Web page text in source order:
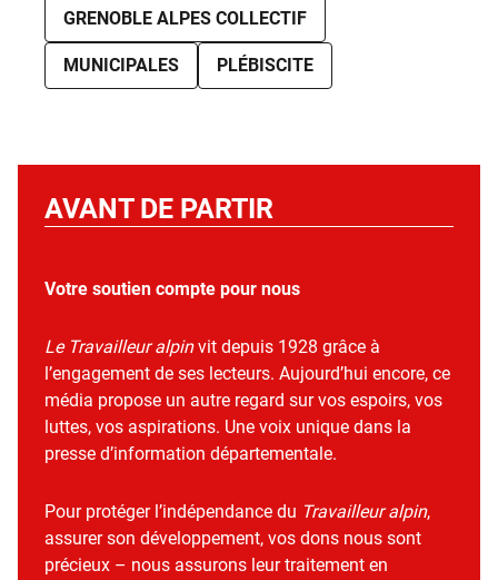
GRENOBLE ALPES COLLECTIF
MUNICIPALES PLÉBISCITE
AVANT DE PARTIR
Votre soutien compte pour nous
Le Travailleur alpinvit depuis 1928 grâce à
l’engagement de ses lecteurs. Aujourd’hui encore, ce
média propose un autre regard sur vos espoirs, vos
luttes, vos aspirations. Une voix unique dans la
presse d’information départementale.
Pour protéger l’indépendance du Travailleur alpin,
assurer son développement, vos dons nous sont
précieux – nous assurons leur traitement en